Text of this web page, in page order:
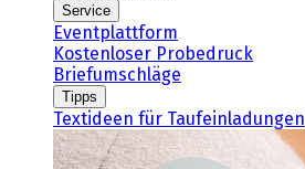
Service
Eventplattform
Kostenloser Probedruck
Briefumschläge
Tipps
Textideen für Taufeinladungen